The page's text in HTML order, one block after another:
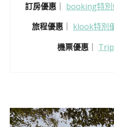
訂房優惠 ｜ booking特別
旅程優惠
klook特別
機票優惠